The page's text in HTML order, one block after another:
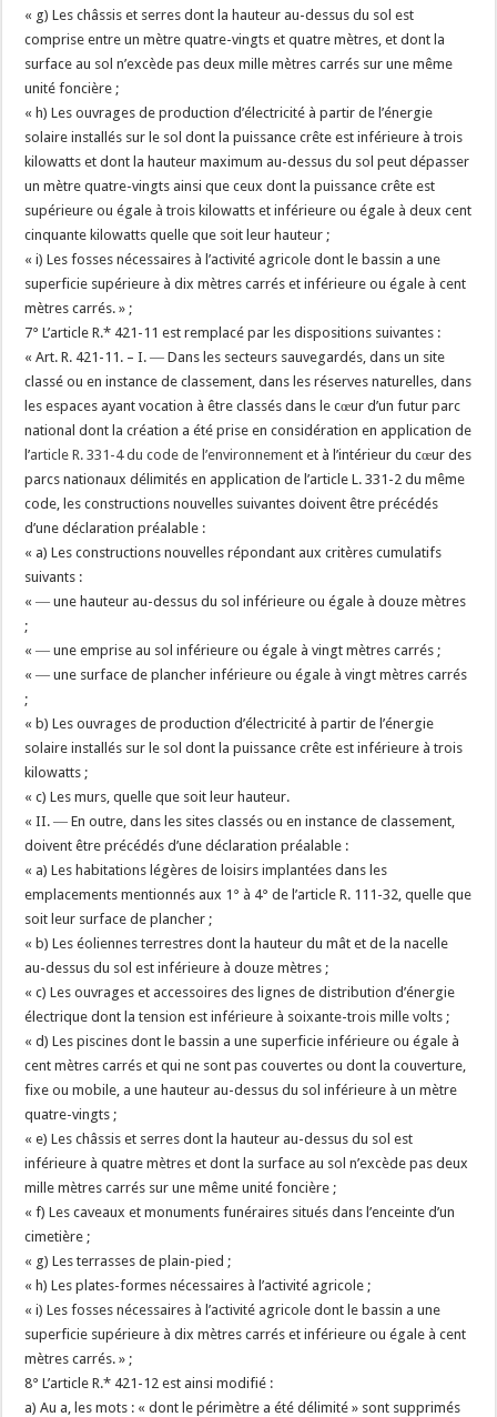
« g) Les châssis et serres dont la hauteur au-dessus du sol est
comprise entre un mètre quatre-vingts et quatre mètres, et dont la
surface au sol n’excède pas deux mille mètres carrés sur une même
unité foncière ;
« h) Les ouvrages de production d’électricité à partir de l’énergie
solaire installés sur le sol dont la puissance crête est inférieure à trois
kilowatts et dont la hauteur maximum au-dessus du sol peut dépasser
un mètre quatre-vingts ainsi que ceux dont la puissance crête est
supérieure ou égale à trois kilowatts et inférieure ou égale à deux cent
cinquante kilowatts quelle que soit leur hauteur ;
« i) Les fosses nécessaires à l’activité agricole dont le bassin a une
superficie supérieure à dix mètres carrés et inférieure ou égale à cent
mètres carrés. » ;
7° L’article R.* 421-11 est remplacé par les dispositions suivantes :
« Art. R. 421-11. – I. ― Dans les secteurs sauvegardés, dans un site
classé ou en instance de classement, dans les réserves naturelles, dans
les espaces ayant vocation à être classés dans le cœur d’un futur parc
national dont la création a été prise en considération en application de
l’article R. 331-4 du code de l’environnement et à l’intérieur du cœur des
parcs nationaux délimités en application de l’article L. 331-2 du même
code, les constructions nouvelles suivantes doivent être précédés
d’une déclaration préalable :
« a) Les constructions nouvelles répondant aux critères cumulatifs
suivants :
« ― une hauteur au-dessus du sol inférieure ou égale à douze mètres
;
« ― une emprise au sol inférieure ou égale à vingt mètres carrés ;
« ― une surface de plancher inférieure ou égale à vingt mètres carrés
;
« b) Les ouvrages de production d’électricité à partir de l’énergie
solaire installés sur le sol dont la puissance crête est inférieure à trois
kilowatts ;
« c) Les murs, quelle que soit leur hauteur.
« II. ― En outre, dans les sites classés ou en instance de classement,
doivent être précédés d’une déclaration préalable :
« a) Les habitations légères de loisirs implantées dans les
emplacements mentionnés aux 1° à 4° de l’article R. 111-32, quelle que
soit leur surface de plancher ;
« b) Les éoliennes terrestres dont la hauteur du mât et de la nacelle
au-dessus du sol est inférieure à douze mètres ;
« c) Les ouvrages et accessoires des lignes de distribution d’énergie
électrique dont la tension est inférieure à soixante-trois mille volts ;
« d) Les piscines dont le bassin a une superficie inférieure ou égale à
cent mètres carrés et qui ne sont pas couvertes ou dont la couverture,
fixe ou mobile, a une hauteur au-dessus du sol inférieure à un mètre
quatre-vingts ;
« e) Les châssis et serres dont la hauteur au-dessus du sol est
inférieure à quatre mètres et dont la surface au sol n’excède pas deux
mille mètres carrés sur une même unité foncière ;
« f) Les caveaux et monuments funéraires situés dans l’enceinte d’un
cimetière ;
« g) Les terrasses de plain-pied ;
« h) Les plates-formes nécessaires à l’activité agricole ;
« i) Les fosses nécessaires à l’activité agricole dont le bassin a une
superficie supérieure à dix mètres carrés et inférieure ou égale à cent
mètres carrés. » ;
8° L’article R.* 421-12 est ainsi modifié :
a) Au a, les mots : « dont le périmètre a été délimité » sont supprimés